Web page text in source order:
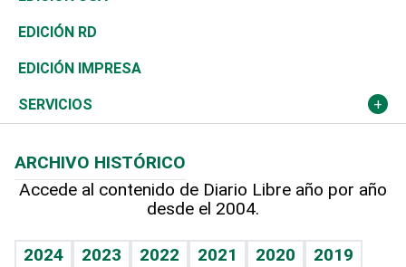
Ocenanía
Caribe
Resto del mundo
Telecom.
Global y variable
Economía personal
Sociales
Novedades
Podcast Arte Libre
Hablando con el pediatra
Vida y familia
Tenis
Olimpismo
Más deportes
TBT Deportivo
El Espía
Noticiero Poteleche
Columnistas
Más firmas
Historia
Martes de tecnología
Cambio climático
Revista
Deportes
Opinión
Hecho en casa
Guía del dinero
EDICIÓN RD
EDICIÓN IMPRESA
SERVICIOS
Cumpleaños
Horóscopos
ARCHIVO HISTÓRICO
Accede al contenido de Diario Libre año por año
desde el 2004.
2024 2023 2022 2021 2020
2019